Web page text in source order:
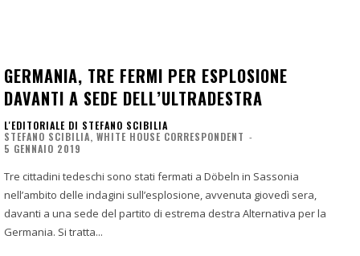
GERMANIA, TRE FERMI PER ESPLOSIONE
DAVANTI A SEDE DELL’ULTRADESTRA
L'EDITORIALE DI STEFANO SCIBILIA
STEFANO SCIBILIA, WHITE HOUSE CORRESPONDENT -
5 GENNAIO 2019
Tre cittadini tedeschi sono stati fermati a Döbeln in Sassonia
nell’ambito delle indagini sull’esplosione, avvenuta giovedì sera,
davanti a una sede del partito di estrema destra Alternativa per la
Germania. Si tratta...